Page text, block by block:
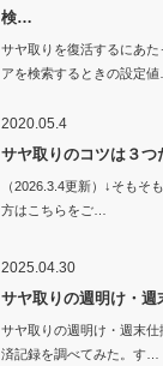
検…
サヤ取りを復活するにあ
アを検索するときの設定値
2020.05.4
サヤ取りのコツは３つ
（2026.3.4更新）↓そもそ
方はこちらをご…
2025.04.30
サヤ取りの週明け・週
サヤ取りの週明け・週末
済記録を調べてみた。す…